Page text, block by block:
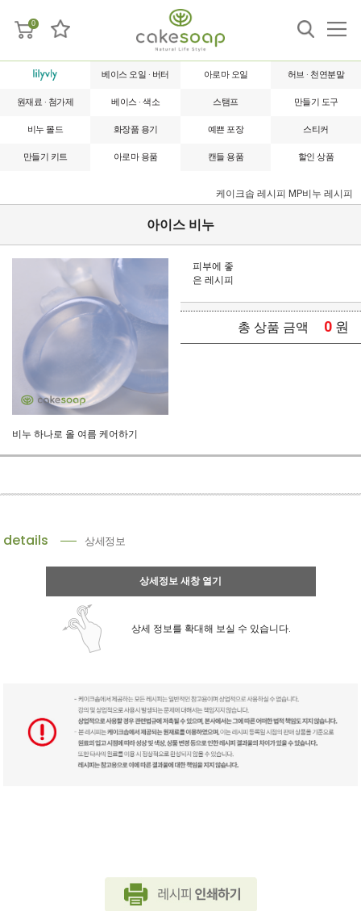
0
베이스 오일 · 버터 아로마 오일 허브 · 천연분말
원재료 · 첨가제 베이스 · 색소 스탬프 만들기 도구
비누 몰드 화장품 용기 예쁜 포장 스티커
만들기 키트 아로마 용품 캔들 용품 할인 상품
케이크솝 레시피 MP비누 레시피
아이스 비누
비누 하나로 올 여름 케어하기
피부에 좋
은 레시피
총 상품 금액 0 원
details 상세정보
상세정보 새창 열기
상세 정보를 확대해 보실 수 있습니다.